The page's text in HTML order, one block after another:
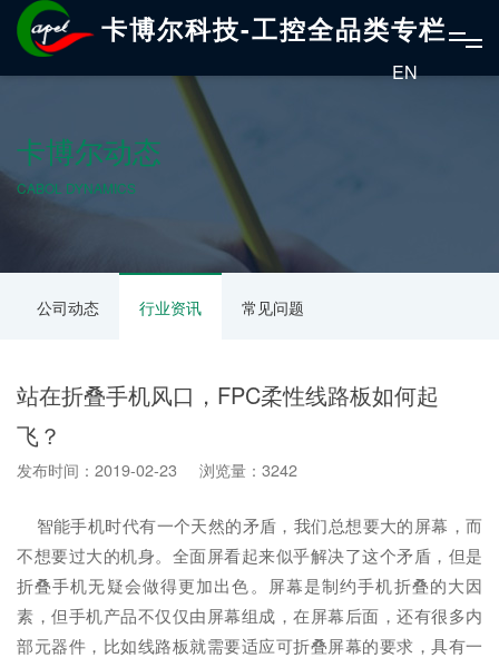
卡博尔科技-工控全品类专栏
EN
卡博尔动态
CABOL DYNAMICS
公司动态 行业资讯 常见问题
站在折叠手机风口，FPC柔性线路板如何起
飞？
发布时间：2019-02-23 浏览量：3242
智能手机时代有一个天然的矛盾，我们总想要大的屏幕，而
不想要过大的机身。全面屏看起来似乎解决了这个矛盾，但是
折叠手机无疑会做得更加出色。屏幕是制约手机折叠的大因
素，但手机产品不仅仅由屏幕组成，在屏幕后面，还有很多内
部元器件，比如线路板就需要适应可折叠屏幕的要求，具有一